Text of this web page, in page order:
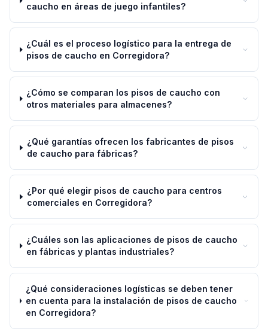
caucho en áreas de juego infantiles?
¿Cuál es el proceso logístico para la entrega de
pisos de caucho en Corregidora?
¿Cómo se comparan los pisos de caucho con
otros materiales para almacenes?
¿Qué garantías ofrecen los fabricantes de pisos
de caucho para fábricas?
¿Por qué elegir pisos de caucho para centros
comerciales en Corregidora?
¿Cuáles son las aplicaciones de pisos de caucho
en fábricas y plantas industriales?
¿Qué consideraciones logísticas se deben tener
en cuenta para la instalación de pisos de caucho
en Corregidora?